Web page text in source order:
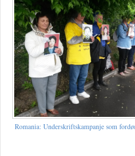
Romania: Underskriftskampanje som